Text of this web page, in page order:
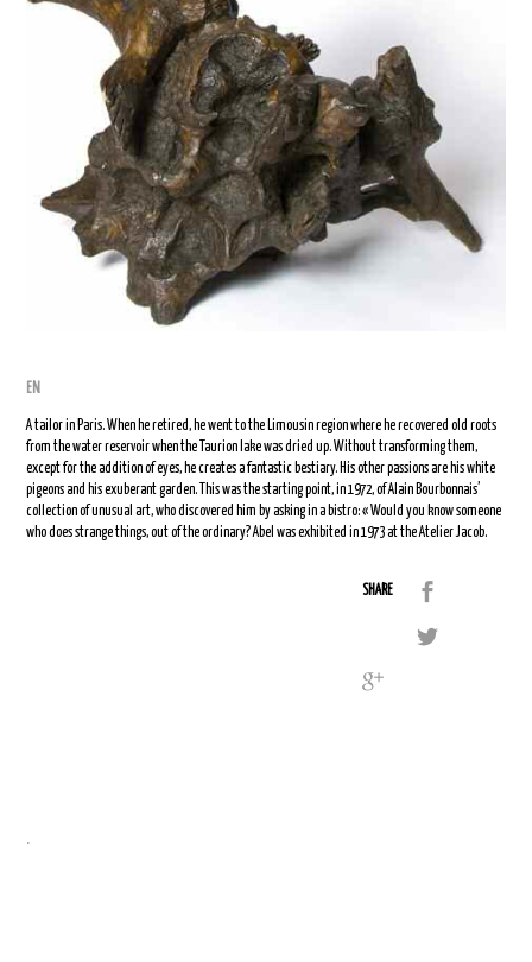
EN
A tailor in Paris. When he retired, he went to the Limousin region where he recovered old roots
from the water reservoir when the Taurion lake was dried up. Without transforming them,
except for the addition of eyes, he creates a fantastic bestiary. His other passions are his white
pigeons and his exuberant garden. This was the starting point, in 1972, of Alain Bourbonnais’
collection of unusual art, who discovered him by asking in a bistro: « Would you know someone
who does strange things, out of the ordinary? Abel was exhibited in 1973 at the Atelier Jacob.
SHARE
.